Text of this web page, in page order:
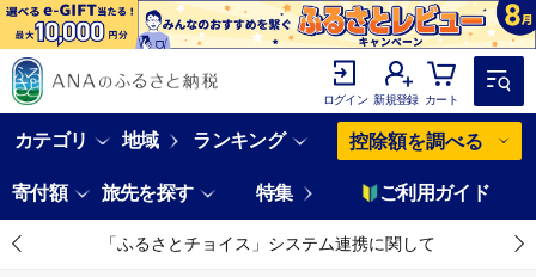
ログイン 新規登録 カート
カテゴリ 地域 ランキング 控除額を調べる
寄付額 旅先を探す 特集 ご利用ガイド
「ふるさとチョイス」システム連携に関して